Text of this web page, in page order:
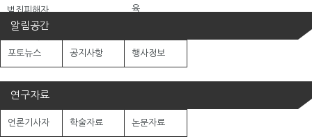
육
범죄피해자
알림공간
포토뉴스 공지사항 행사정보
연구자료
언론기사자 학술자료 논문자료